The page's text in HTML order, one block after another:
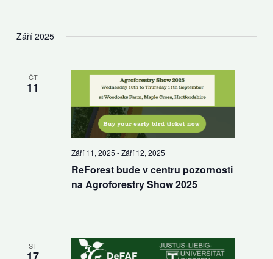
Září 2025
ČT
11
ReForest bude v centru pozornosti
na Agroforestry Show 2025
Září 11, 2025 -Září 12, 2025
ST